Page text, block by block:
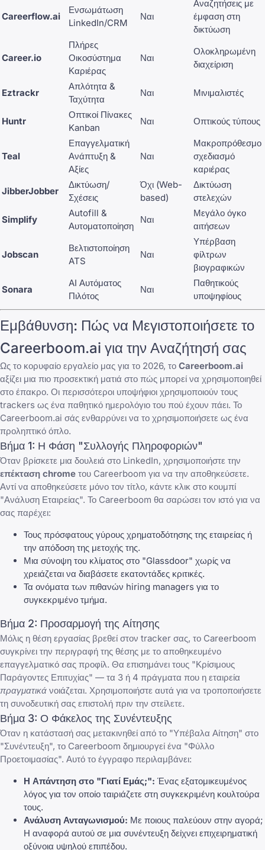
Careerflow.ai
Ενσωμάτωση
LinkedIn/CRM
Ναι
Αναζητήσεις με
έμφαση στη
δικτύωση
Career.io
Πλήρες
Οικοσύστημα
Καριέρας
Ναι
Ολοκληρωμένη
διαχείριση
Eztrackr
Απλότητα &
Ταχύτητα
Ναι Μινιμαλιστές
Huntr
Οπτικοί Πίνακες
Kanban
Ναι Οπτικούς τύπους
Teal
Επαγγελματική
Ανάπτυξη &
Αξίες
Ναι
Μακροπρόθεσμο
σχεδιασμό
καριέρας
JibberJobber
Δικτύωση/
Σχέσεις
Όχι (Web-
based)
Δικτύωση
στελεχών
Simplify
Autofill &
Αυτοματοποίηση
Ναι
Μεγάλο όγκο
αιτήσεων
Jobscan
Βελτιστοποίηση
ATS
Ναι
Υπέρβαση
φίλτρων
βιογραφικών
Sonara
AI Αυτόματος
Πιλότος
Ναι
Παθητικούς
υποψηφίους
Εμβάθυνση: Πώς να Μεγιστοποιήσετε το
Careerboom.ai για την Αναζήτησή σας
Ως το κορυφαίο εργαλείο μας για το 2026, το Careerboom.ai
αξίζει μια πιο προσεκτική ματιά στο πώς μπορεί να χρησιμοποιηθεί
στο έπακρο. Οι περισσότεροι υποψήφιοι χρησιμοποιούν τους
trackers ως ένα παθητικό ημερολόγιο του πού έχουν πάει. Το
Careerboom.ai σάς ενθαρρύνει να το χρησιμοποιήσετε ως ένα
προληπτικό όπλο.
Βήμα 1: Η Φάση "Συλλογής Πληροφοριών"
Όταν βρίσκετε μια δουλειά στο LinkedIn, χρησιμοποιήστε την
επέκταση chrome του Careerboom για να την αποθηκεύσετε.
Αντί να αποθηκεύσετε μόνο τον τίτλο, κάντε κλικ στο κουμπί
"Ανάλυση Εταιρείας". Το Careerboom θα σαρώσει τον ιστό για να
σας παρέχει:
Τους πρόσφατους γύρους χρηματοδότησης της εταιρείας ή
την απόδοση της μετοχής της.
Μια σύνοψη του κλίματος στο "Glassdoor" χωρίς να
χρειάζεται να διαβάσετε εκατοντάδες κριτικές.
Τα ονόματα των πιθανών hiring managers για το
συγκεκριμένο τμήμα.
Βήμα 2: Προσαρμογή της Αίτησης
Μόλις η θέση εργασίας βρεθεί στον tracker σας, το Careerboom
συγκρίνει την περιγραφή της θέσης με το αποθηκευμένο
επαγγελματικό σας προφίλ. Θα επισημάνει τους "Κρίσιμους
Παράγοντες Επιτυχίας" — τα 3 ή 4 πράγματα που η εταιρεία
πραγματικά νοιάζεται. Χρησιμοποιήστε αυτά για να τροποποιήσετε
τη συνοδευτική σας επιστολή πριν την στείλετε.
Βήμα 3: Ο Φάκελος της Συνέντευξης
Όταν η κατάστασή σας μετακινηθεί από το "Υπέβαλα Αίτηση" στο
"Συνέντευξη", το Careerboom δημιουργεί ένα "Φύλλο
Προετοιμασίας". Αυτό το έγγραφο περιλαμβάνει:
Η Απάντηση στο "Γιατί Εμάς;": Ένας εξατομικευμένος
λόγος για τον οποίο ταιριάζετε στη συγκεκριμένη κουλτούρα
τους.
Ανάλυση Ανταγωνισμού: Με ποιους παλεύουν στην αγορά;
Η αναφορά αυτού σε μια συνέντευξη δείχνει επιχειρηματική
οξύνοια υψηλού επιπέδου.